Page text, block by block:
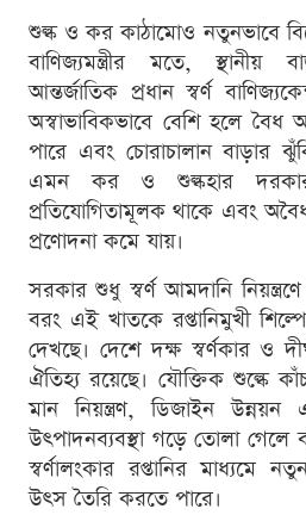
শুল্ক ও কর কাঠামোও নতুনভাবে
বাণিজ্যমন্ত্রীর মতে, স্থানীয়
আন্তর্জাতিক প্রধান স্বর্ণ
অস্বাভাবিকভাবে বেশি হলে বৈধ
পারে এবং চোরাচালান বাড়ার
এমন কর ও শুল্কহার
প্রতিযোগিতামূলক থাকে এবং
প্রণোদনা কমে যায়।
সরকার শুধু স্বর্ণ আমদানি
বরং এই খাতকে রপ্তানিমুখী
দেখছে। দেশে দক্ষ স্বর্ণকার ও
ঐতিহ্য রয়েছে। যৌক্তিক শুল্কে
মান নিয়ন্ত্রণ, ডিজাইন উন্নয়ন
উৎপাদনব্যবস্থা গড়ে তোলা গেলে
স্বর্ণালংকার রপ্তানির মাধ্যমে
উৎস তৈরি করতে পারে।